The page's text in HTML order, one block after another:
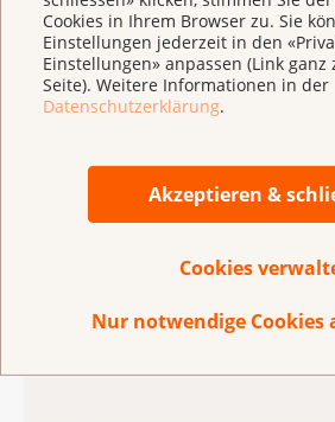
Cookies in Ihrem Browser zu. Sie
Einstellungen jederzeit in den
Einstellungen» anpassen (Link
Seite). Weitere Informationen in der
Datenschutzerklärung.
Akzeptieren &
Cookies
Nur notwendige Cookies
gewährleistet wird, dass
Nennung der Sponsoren noch
werden.
Es liegt nun am Ständerat, im
Umsetzung beim
umgekehrt an seiner Position bei